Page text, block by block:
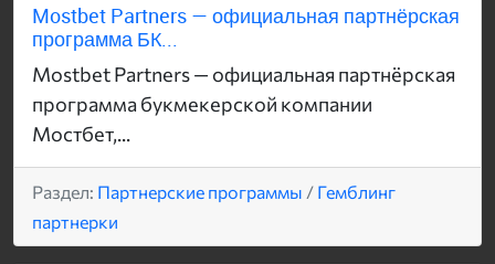
Mostbet Partners — официальная партнёрская
программа БК...
Mostbet Partners — официальная партнёрская
программа букмекерской компании
Мостбет,...
Раздел: Партнерские программы / Гемблинг
партнерки